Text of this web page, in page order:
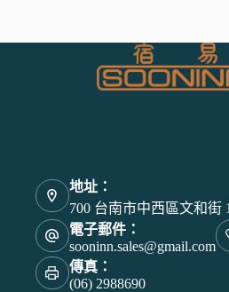
地址：
700 台南市中西區文和街
電子郵件：
sooninn.sales@gmail.com
傳真：
(06) 2988690